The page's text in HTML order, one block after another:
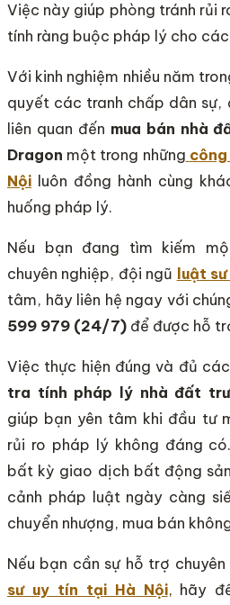
Việc này giúp phòng tránh rủi
tính ràng buộc pháp lý cho
Với kinh nghiệm nhiều năm
quyết các tranh chấp dân
liên quan đến mua bán nhà
Dragon một trong những
Nội luôn đồng hành cùng
huống pháp lý.
Nếu bạn đang tìm kiếm
chuyên nghiệp, đội ngũ luật
tâm, hãy liên hệ ngay với
599 979 (24/7) để được hỗ
Việc thực hiện đúng và đủ
tra tính pháp lý nhà đất
giúp bạn yên tâm khi đầu tư
rủi ro pháp lý không đáng
bất kỳ giao dịch bất động
cảnh pháp luật ngày càng
chuyển nhượng, mua bán
Nếu bạn cần sự hỗ trợ
sư uy tín tại Hà Nội, hãy